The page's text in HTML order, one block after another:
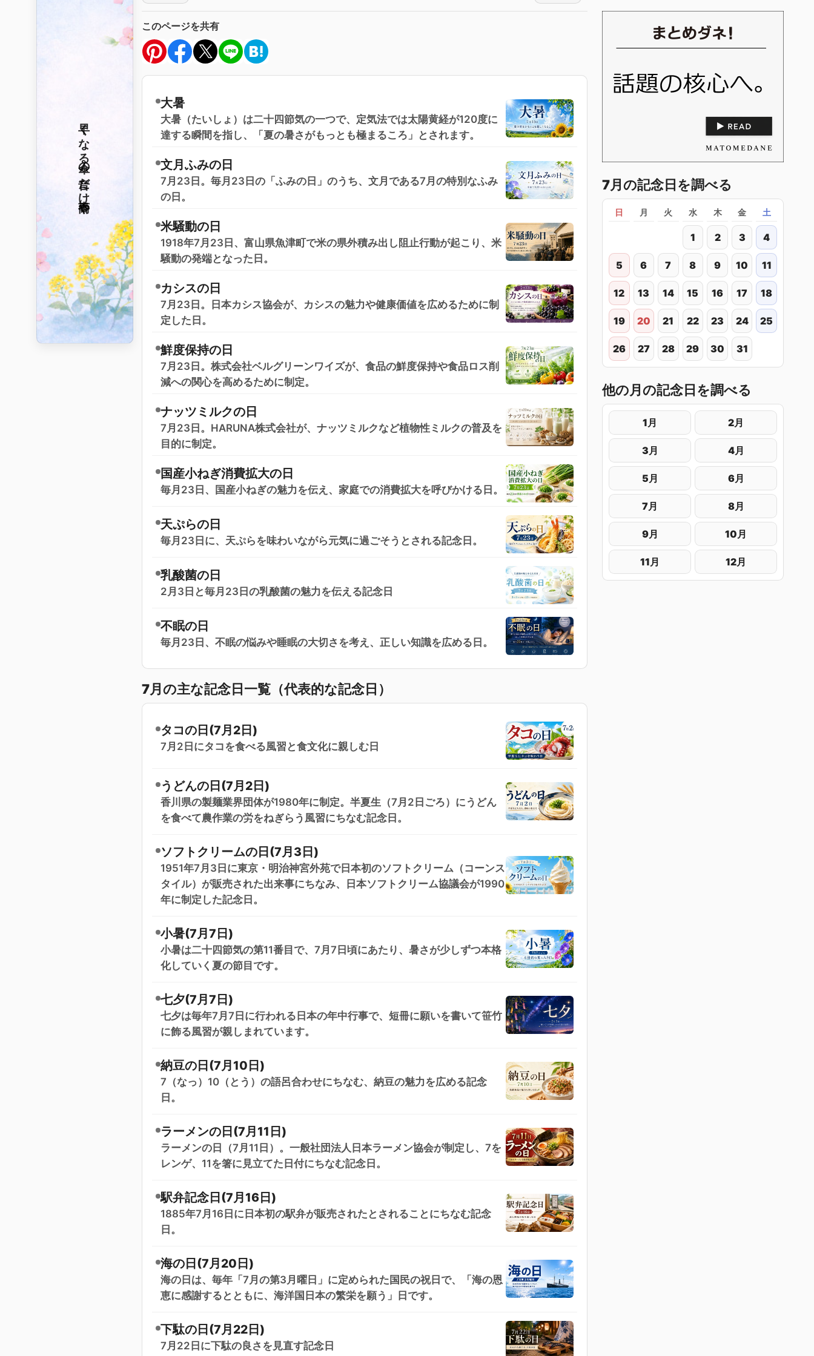
このページを共有
大暑
大暑（たいしょ）は二十四節気の一つで、定気法では太陽黄経が120度に
達する瞬間を指し、「夏の暑さがもっとも極まるころ」とされます。
文月ふみの日
7月23日。毎月23日の「ふみの日」のうち、文月である7月の特別なふみ
の日。
米騒動の日
1918年7月23日、富山県魚津町で米の県外積み出し阻止行動が起こり、米
騒動の発端となった日。
カシスの日
7月23日。日本カシス協会が、カシスの魅力や健康価値を広めるために制
定した日。
鮮度保持の日
7月23日。株式会社ベルグリーンワイズが、食品の鮮度保持や食品ロス削
減への関心を高めるために制定。
ナッツミルクの日
7月23日。HARUNA株式会社が、ナッツミルクなど植物性ミルクの普及を
目的に制定。
国産小ねぎ消費拡大の日
毎月23日、国産小ねぎの魅力を伝え、家庭での消費拡大を呼びかける日。
天ぷらの日
毎月23日に、天ぷらを味わいながら元気に過ごそうとされる記念日。
乳酸菌の日
2月3日と毎月23日の乳酸菌の魅力を伝える記念日
不眠の日
毎月23日、不眠の悩みや睡眠の大切さを考え、正しい知識を広める日。
7月の主な記念日一覧（代表的な記念日）
タコの日(7月2日)
7月2日にタコを食べる風習と食文化に親しむ日
うどんの日(7月2日)
香川県の製麺業界団体が1980年に制定。半夏生（7月2日ごろ）にうどん
を食べて農作業の労をねぎらう風習にちなむ記念日。
ソフトクリームの日(7月3日)
1951年7月3日に東京・明治神宮外苑で日本初のソフトクリーム（コーンス
タイル）が販売された出来事にちなみ、日本ソフトクリーム協議会が1990
年に制定した記念日。
小暑(7月7日)
小暑は二十四節気の第11番目で、7月7日頃にあたり、暑さが少しずつ本格
化していく夏の節目です。
七夕(7月7日)
七夕は毎年7月7日に行われる日本の年中行事で、短冊に願いを書いて笹竹
に飾る風習が親しまれています。
納豆の日(7月10日)
7（なっ）10（とう）の語呂合わせにちなむ、納豆の魅力を広める記念
日。
ラーメンの日(7月11日)
ラーメンの日（7月11日）。一般社団法人日本ラーメン協会が制定し、7を
レンゲ、11を箸に見立てた日付にちなむ記念日。
駅弁記念日(7月16日)
1885年7月16日に日本初の駅弁が販売されたとされることにちなむ記念
日。
海の日(7月20日)
海の日は、毎年「7月の第3月曜日」に定められた国民の祝日で、「海の恩
恵に感謝するとともに、海洋国日本の繁栄を願う」日です。
下駄の日(7月22日)
7月22日に下駄の良さを見直す記念日
7月の記念日を調べる
日 月 火 水 木 金 土
1 2 3 4
5 6 7 8 9 10 11
12 13 14 15 16 17 18
19 20 21 22 23 24 25
26 27 28 29 30 31
他の月の記念日を調べる
1月 2月
3月 4月
5月 6月
7月 8月
9月 10月
11月 12月
春雨や
傘の音だけ
早くなる